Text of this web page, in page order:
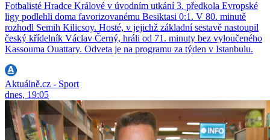
Fotbalisté Hradce Králové v úvodním utkání 3. předkola Evropské
ligy podlehli doma favorizovanému Besiktasi 0:1. V 80. minutě
rozhodl Semih Kilicsoy. Hosté, v jejichž základní sestavě nastoupil
český křídelník Václav Černý, hráli od 71. minuty bez vyloučeného
Kassouma Ouattary. Odveta je na programu za týden v Istanbulu.
Aktuálně.cz - Sport
dnes, 19:05